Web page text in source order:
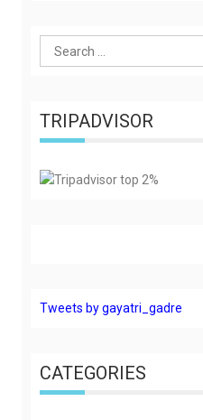
Search
for:
TRIPADVISOR
Tweets by gayatri_gadre
CATEGORIES